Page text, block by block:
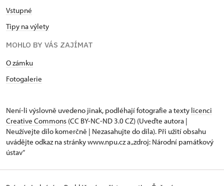
Vstupné
Tipy na výlety
MOHLO BY VÁS ZAJÍMAT
O zámku
Fotogalerie
Není-li výslovně uvedeno jinak, podléhají fotografie a texty licenci
Creative Commons (CC BY-NC-ND 3.0 CZ) (Uveďte autora |
Neužívejte dílo komerčně | Nezasahujte do díla). Při užití obsahu
uvádějte odkaz na stránky www.npu.cz a „zdroj: Národní památkový
ústav“